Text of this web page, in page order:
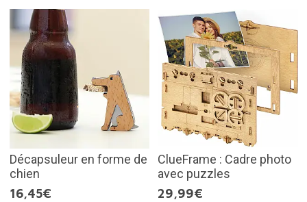
Décapsuleur en forme de
chien
16,45€
ClueFrame : Cadre photo
avec puzzles
29,99€